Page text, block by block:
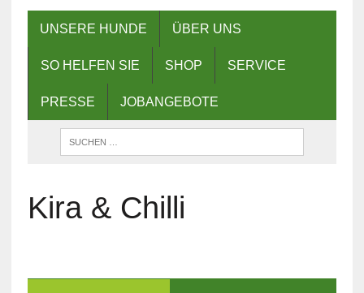
UNSERE HUNDE ÜBER UNS
SO HELFEN SIE SHOP SERVICE
PRESSE JOBANGEBOTE
Kira & Chilli